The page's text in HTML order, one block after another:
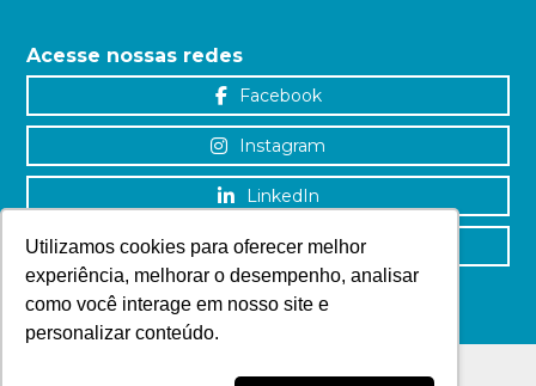
Utilizamos cookies para oferecer melhor
experiência, melhorar o desempenho, analisar
como você interage em nosso site e
personalizar conteúdo.
Acesse nossas redes
Facebook
Instagram
LinkedIn
YouTube